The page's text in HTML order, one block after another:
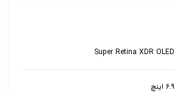
Super Retina XDR OLED
6.9 اینچ